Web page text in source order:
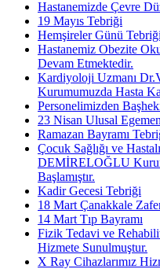
Hastanemizde Çevre
19 Mayıs Tebriği
Hemşireler Günü Tebriği
Hastanemiz Obezite
Devam Etmektedir.
Kardiyoloji Uzmanı
Kurumumuzda Hasta
Personelimizden
23 Nisan Ulusal
Ramazan Bayramı
Çocuk Sağlığı ve
DEMİRELOĞLU
Başlamıştır.
Kadir Gecesi Tebriği
18 Mart Çanakkale
14 Mart Tıp Bayramı
Fizik Tedavi ve
Hizmete Sunulmuştur.
X Ray Cihazlarımız